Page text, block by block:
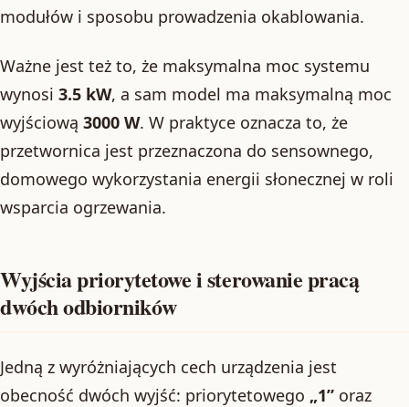
modułów i sposobu prowadzenia okablowania.
Ważne jest też to, że maksymalna moc systemu
wynosi 3.5 kW, a sam model ma maksymalną moc
wyjściową 3000 W. W praktyce oznacza to, że
przetwornica jest przeznaczona do sensownego,
domowego wykorzystania energii słonecznej w roli
wsparcia ogrzewania.
Wyjścia priorytetowe i sterowanie pracą
dwóch odbiorników
Jedną z wyróżniających cech urządzenia jest
obecność dwóch wyjść: priorytetowego „1” oraz